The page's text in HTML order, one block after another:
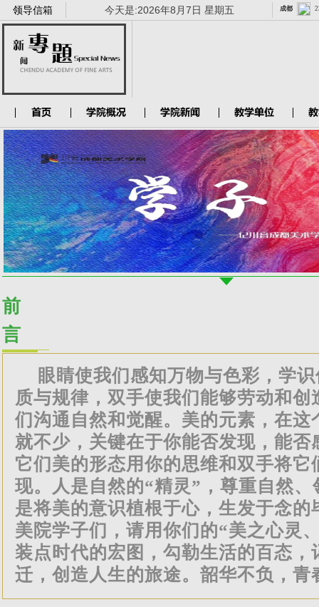
领导信箱 今天是:2026年8月7日 星期五
前
言
眼睛使我们感知万物与色彩，学
质与规律，双手使我们能够劳动和创
们沟通自然和觉醒。美的元素，在这
就不少，关键在于你能否发现，能否
它们美的形态用你的思维和双手将它
现。人是自然的“精灵”，尊重自然、
是将美的意识植根于心，生发于念的
美院学子们，请用你们的“美之心灵
装点时代的宏图，勾勒生活的百态，
迁，创造人生的旅途。韶华不负，青